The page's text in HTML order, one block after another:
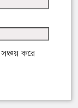
করে